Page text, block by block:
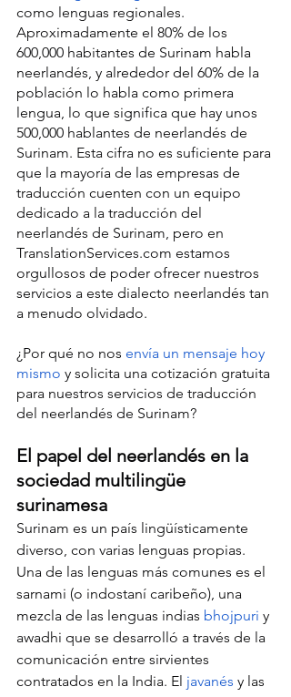
como lenguas regionales.
Aproximadamente el 80% de los
600,000 habitantes de Surinam habla
neerlandés, y alrededor del 60% de la
población lo habla como primera
lengua, lo que significa que hay unos
500,000 hablantes de neerlandés de
Surinam. Esta cifra no es suficiente para
que la mayoría de las empresas de
traducción cuenten con un equipo
dedicado a la traducción del
neerlandés de Surinam, pero en
TranslationServices.com estamos
orgullosos de poder ofrecer nuestros
servicios a este dialecto neerlandés tan
a menudo olvidado.
¿Por qué no nos envía un mensaje hoy
mismo y solicita una cotización gratuita
para nuestros servicios de traducción
del neerlandés de Surinam?
El papel del neerlandés en la
sociedad multilingüe
surinamesa
Surinam es un país lingüísticamente
diverso, con varias lenguas propias.
Una de las lenguas más comunes es el
sarnami (o indostaní caribeño), una
mezcla de las lenguas indias bhojpuri y
awadhi que se desarrolló a través de la
comunicación entre sirvientes
contratados en la India. El javanés y las